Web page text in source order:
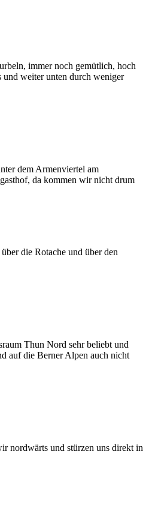
immer noch gemütlich, hoch
weiter unten durch weniger
dem Armenviertel am
da kommen wir nicht drum
die Rotache und über den
Thun Nord sehr beliebt und
auf die Berner Alpen auch nicht
nordwärts und stürzen uns direkt in